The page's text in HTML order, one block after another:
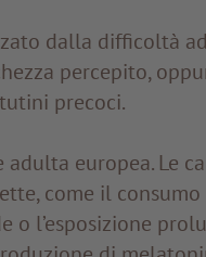
dalla difficoltà ad
percepito,
precoci.
europea. Le
come il consumo
o l’esposizione